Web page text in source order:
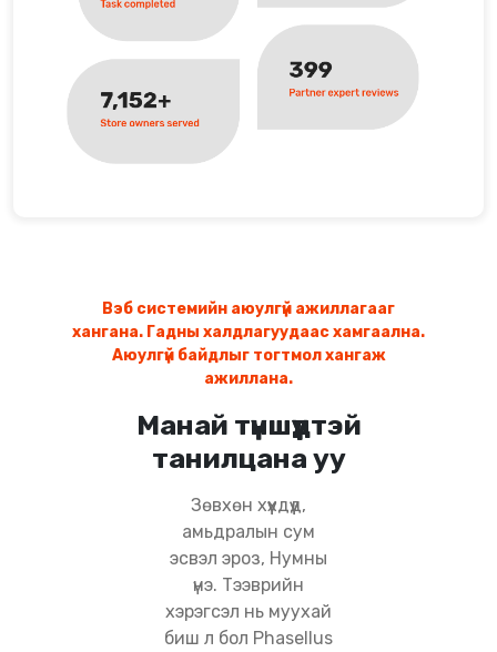
Вэб системийн аюулгүй ажиллагааг
хангана. Гадны халдлагуудаас хамгаална.
Аюулгүй байдлыг тогтмол хангаж
ажиллана.
Манай түншүүдтэй
танилцана уу
Зөвхөн хүүхдүүд,
амьдралын сум
эсвэл эроз, Нумны
үнэ. Тээврийн
хэрэгсэл нь муухай
биш л бол Phasellus